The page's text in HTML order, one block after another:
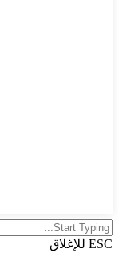
ESC للإغلاق